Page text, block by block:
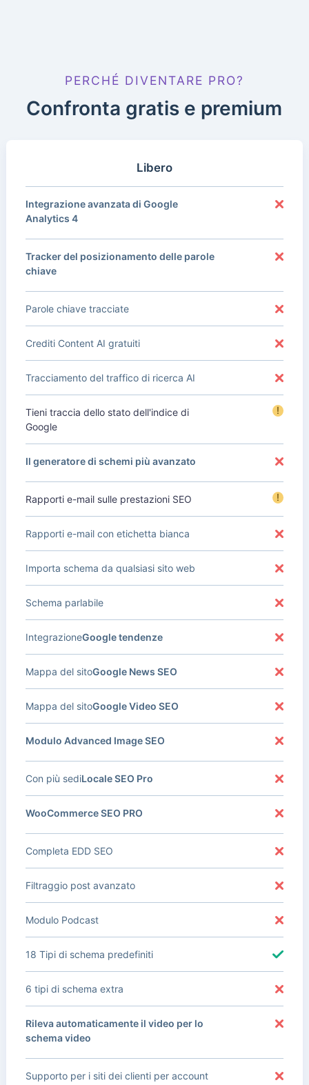
PERCHÉ DIVENTARE PRO?
Confronta gratis e premium
Libero
Integrazione avanzata di Google
Analytics 4
Tracker del posizionamento delle parole
chiave
Parole chiave tracciate
Crediti Content AI gratuiti
Tracciamento del traffico di ricerca AI
Tieni traccia dello stato dell'indice di
Google
!
Il generatore di schemi più avanzato
Rapporti e-mail sulle prestazioni SEO !
Rapporti e-mail con etichetta bianca
Importa schema da qualsiasi sito web
Schema parlabile
Google tendenze
Integrazione
Google News SEO
Mappa del sito
Google Video SEO
Mappa del sito
Modulo Advanced Image SEO
Locale SEO Pro
Con più sedi
WooCommerce SEO PRO
Completa EDD SEO
Filtraggio post avanzato
Modulo Podcast
18 Tipi di schema predefiniti
6 tipi di schema extra
Rileva automaticamente il video per lo
schema video
Supporto per i siti dei clienti per account